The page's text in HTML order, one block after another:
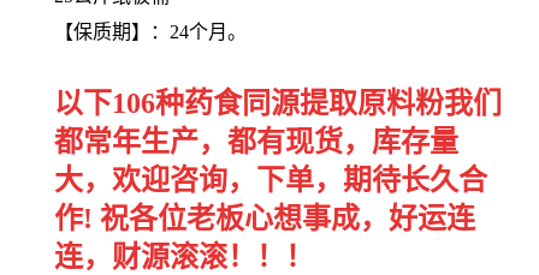
【保质期】：24个月。
以下106种药食同源提取原料粉我们
都常年生产，都有现货，库存量
大，欢迎咨询，下单，期待长久合
作! 祝各位老板心想事成，好运连
连，财源滚滚！！！